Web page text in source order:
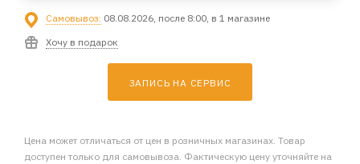
Самовывоз: 08.08.2026, после 8:00, в 1 магазине
Хочу в подарок
ЗАПИСЬ НА СЕРВИС
Цена может отличаться от цен в розничных магазинах. Товар
доступен только для самовывоза. Фактическую цену уточняйте на